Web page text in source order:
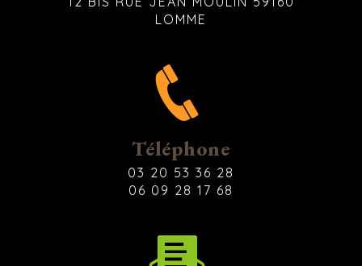
LOMME
Téléphone
03 20 53 36 28
06 09 28 17 68